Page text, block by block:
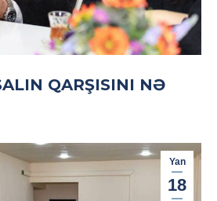
QARŞISINI NƏ
Yan
18